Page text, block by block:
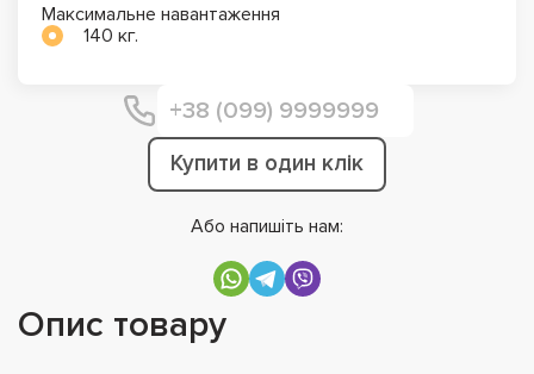
Максимальне навантаження
140 кг.
Купити в один клік
Або напишіть нам:
Опис товару